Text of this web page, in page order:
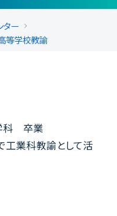
ター
等学校教諭
科 卒業
工業科教諭として活